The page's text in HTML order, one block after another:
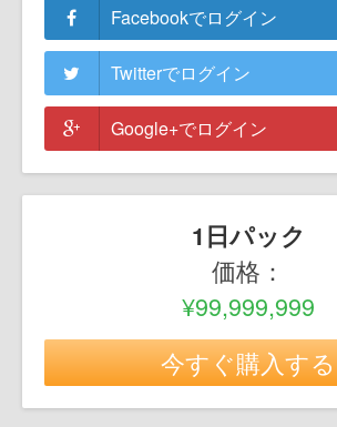
Facebookでログイン
Twitterでログイン
Google+でログイン
1日パック
価格：
¥99,999,999
今すぐ購入する